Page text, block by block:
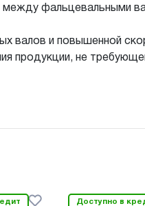
фальцевальными
валов и повышенной
продукции, не
Доступно в